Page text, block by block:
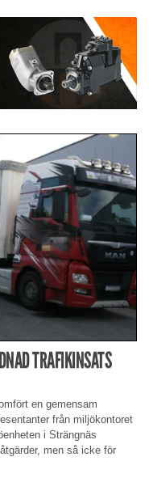
TRAFIKINSATS
en gemensam
från miljökontoret
i Strängnäs
men så icke för